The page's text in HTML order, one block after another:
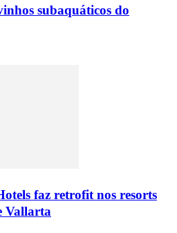
subaquáticos do
faz retrofit nos resorts
Vallarta